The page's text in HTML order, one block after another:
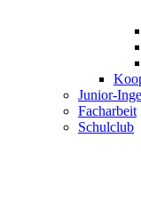
Junior-
Facharbeit
Schulclub